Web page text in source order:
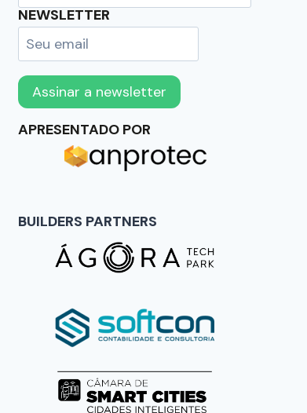
NEWSLETTER
APRESENTADO POR
BUILDERS PARTNERS